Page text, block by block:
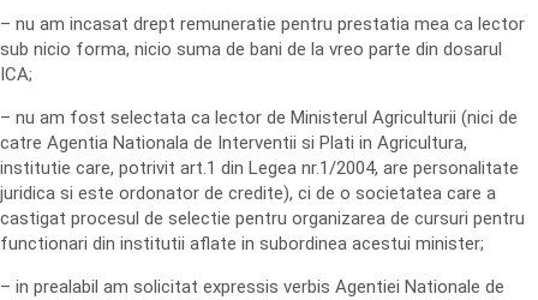
– nu am incasat drept remuneratie pentru prestatia mea ca lector
sub nicio forma, nicio suma de bani de la vreo parte din dosarul
ICA;
– nu am fost selectata ca lector de Ministerul Agriculturii (nici de
catre Agentia Nationala de Interventii si Plati in Agricultura,
institutie care, potrivit art.1 din Legea nr.1/2004, are personalitate
juridica si este ordonator de credite), ci de o societatea care a
castigat procesul de selectie pentru organizarea de cursuri pentru
functionari din institutii aflate in subordinea acestui minister;
– in prealabil am solicitat expressis verbis Agentiei Nationale de